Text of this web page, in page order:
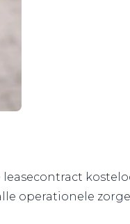
operationele